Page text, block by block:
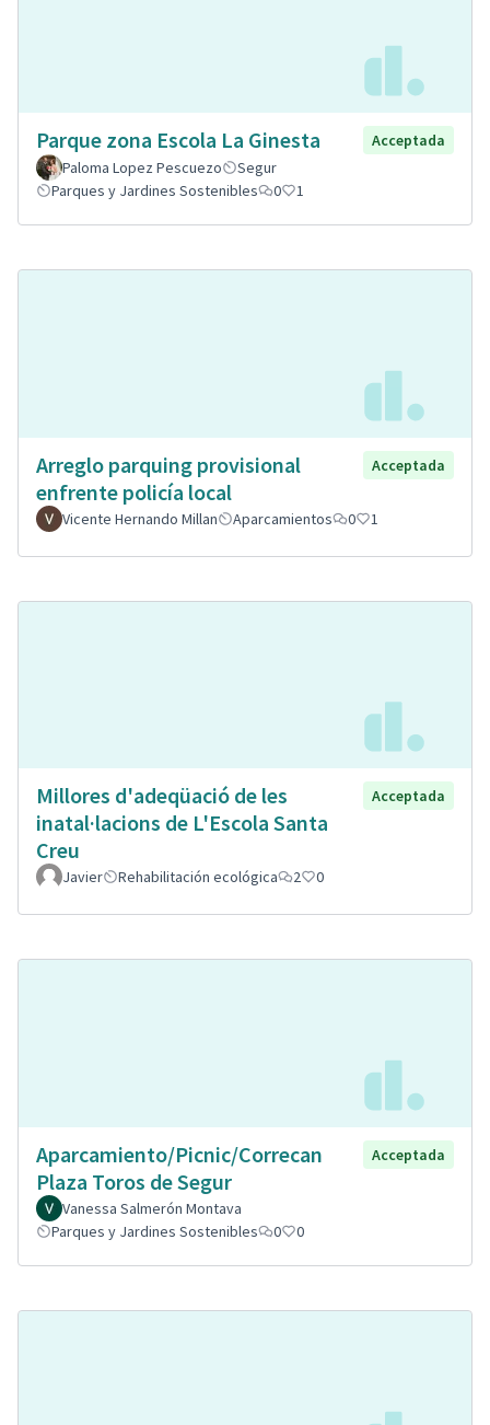
Parque zona Escola La Ginesta
Acceptada
Paloma Lopez Pescuezo
Segur
Parques y Jardines Sostenibles
0 1
Arreglo parquing provisional
enfrente policía local
Acceptada
Vicente Hernando Millan Aparcamientos 0 1
Millores d'adeqüació de les
inatal·lacions de L'Escola Santa
Creu
Acceptada
Javier Rehabilitación ecológica 2 0
Aparcamiento/Picnic/Correcan
Plaza Toros de Segur
Acceptada
Vanessa Salmerón Montava
Parques y Jardines Sostenibles
0 0